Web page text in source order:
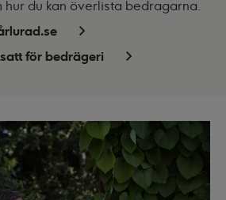
hur du kan överlista bedragarna.
för bedrägeri